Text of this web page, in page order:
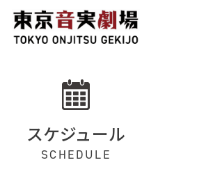
スケジュール
SCHEDULE